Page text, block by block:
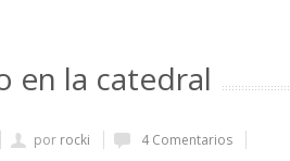
en la catedral
por rocki 4 Comentarios